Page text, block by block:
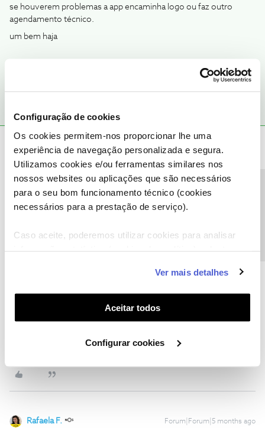
Configuração de cookies
Os cookies permitem-nos proporcionar lhe uma
experiência de navegação personalizada e segura.
Utilizamos cookies e/ou ferramentas similares nos
nossos websites ou aplicações que são necessários
para o seu bom funcionamento técnico (cookies
necessários para a prestação de serviço).
Caso aceite, poderemos utilizar cookies para analisar
funcionalidades (cookies de personalização e
funcionalidade) e adaptar anúncios aos seus interesses
(cookies de publicidade personalizada). Pode gerir a
utilização dos cookies clicando em "Configurar
Ver mais detalhes
Aceitar todos
Configurar cookies
se houverem problemas a app encaminha logo ou faz outro
agendamento técnico.
um bem haja
Fartinha123456789 AUTOR Forum|Forum|5 months ago
Mas fiz isso de manhã e por isso mandaram o técnico que nada
fez entrou e saiu,a sério...
fez entrou e saiu,a sério...
Rafaela F. Forum|Forum|5 months ago